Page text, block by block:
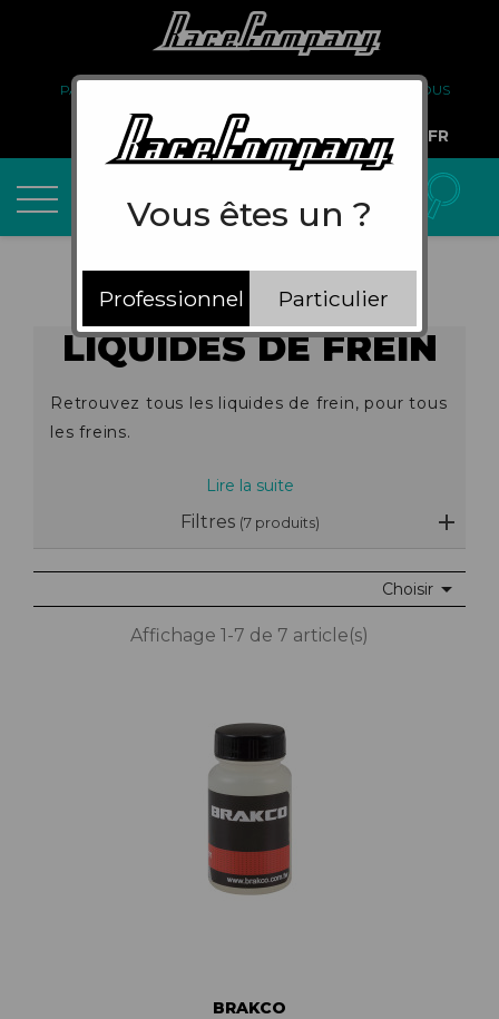
PARTENARIAT
À PROPOS DE NOUS
COMPTE PRO
FR
LIQUIDES DE FREIN
Retrouvez tous les liquides de frein, pour tous
les freins.
Lire la suite
Filtres (7 produits)
Choisir 
Affichage 1-7 de 7 article(s)
BRAKCO
Vous êtes un ?
Professionnel Particulier